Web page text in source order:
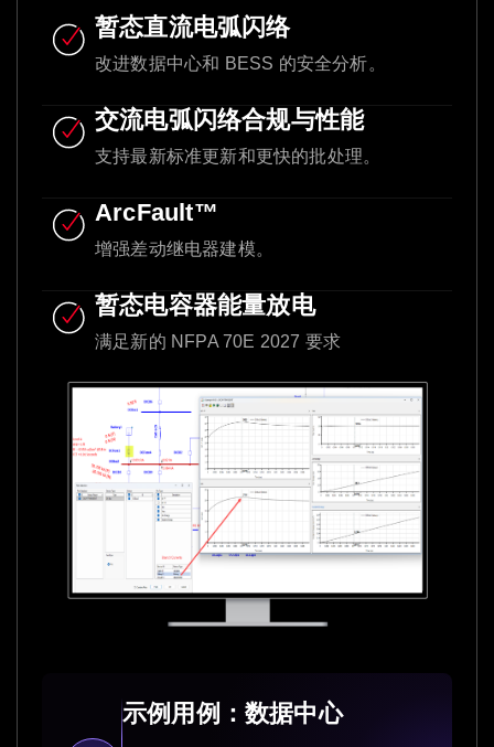
示例用例：数据中心
暂态直流电弧闪络
改进数据中心和 BESS 的安全分析。
交流电弧闪络合规与性能
支持最新标准更新和更快的批处理。
ArcFault™
增强差动继电器建模。
暂态电容器能量放电
满足新的 NFPA 70E 2027 要求